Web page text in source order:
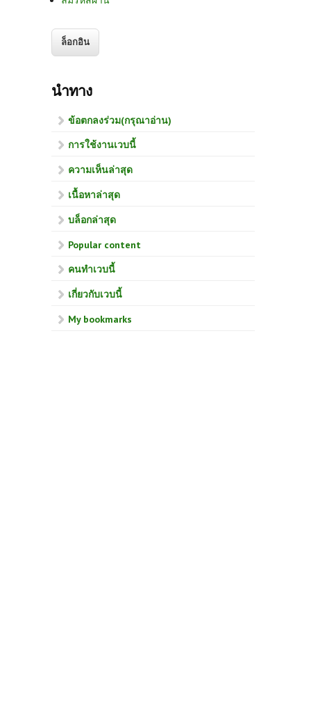
นำทาง
ข้อตกลงร่วม(กรุณาอ่าน)
การใช้งานเวบนี้
ความเห็นล่าสุด
เนื้อหาล่าสุด
บล็อกล่าสุด
Popular content
คนทำเวบนี้
เกี่ยวกับเวบนี้
My bookmarks